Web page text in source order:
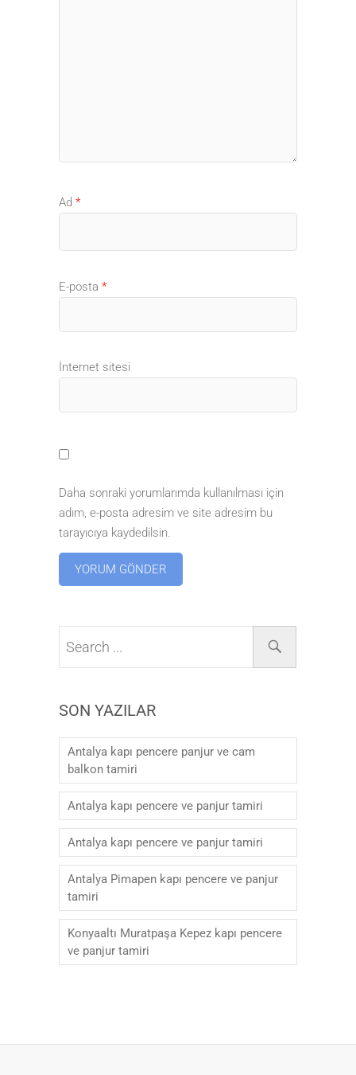
Ad *
E-posta *
İnternet sitesi
Daha sonraki yorumlarımda kullanılması için
adım, e-posta adresim ve site adresim bu
tarayıcıya kaydedilsin.
SON YAZILAR
Antalya kapı pencere panjur ve cam
balkon tamiri
Antalya kapı pencere ve panjur tamiri
Antalya kapı pencere ve panjur tamiri
Antalya Pimapen kapı pencere ve panjur
tamiri
Konyaaltı Muratpaşa Kepez kapı pencere
ve panjur tamiri